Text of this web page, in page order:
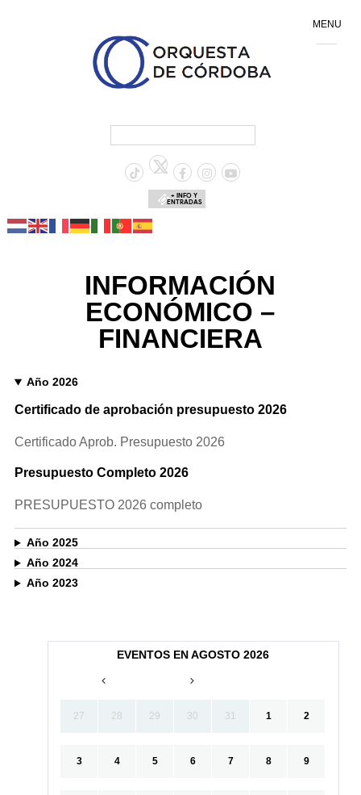
+ INFO Y
ENTRADAS
INFORMACIÓN
ECONÓMICO –
FINANCIERA
Año 2026
Certificado de aprobación presupuesto 2026
Certificado Aprob. Presupuesto 2026
Presupuesto Completo 2026
PRESUPUESTO 2026 completo
Año 2025
Año 2024
Año 2023
EVENTOS EN AGOSTO 2026
27 28 29 30 31 1 2
3 4 5 6 7 8 9
MENU